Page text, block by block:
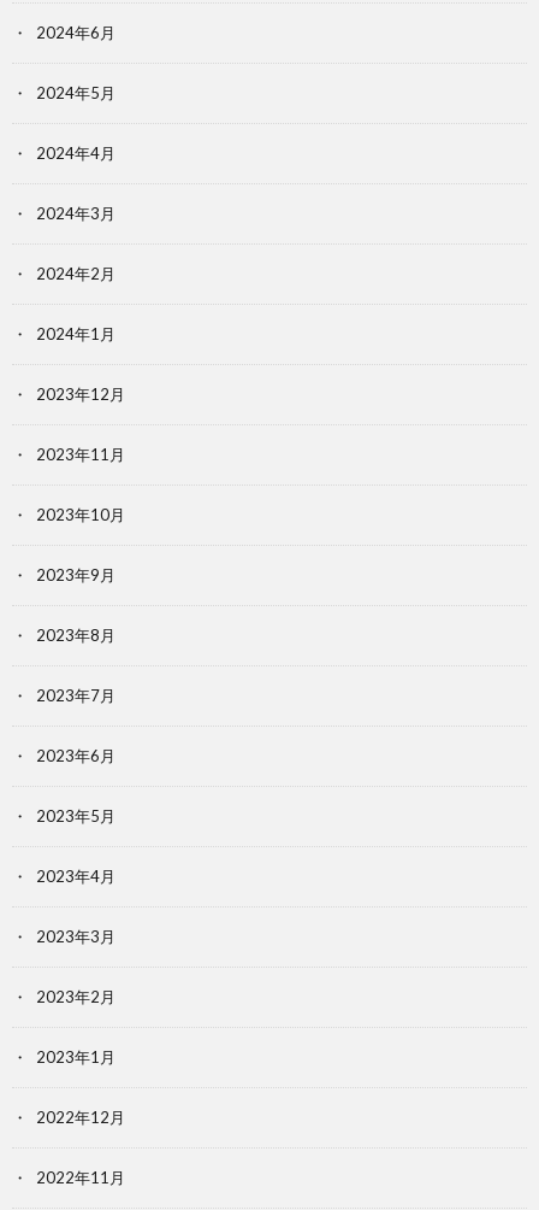
2024年6月
2024年5月
2024年4月
2024年3月
2024年2月
2024年1月
2023年12月
2023年11月
2023年10月
2023年9月
2023年8月
2023年7月
2023年6月
2023年5月
2023年4月
2023年3月
2023年2月
2023年1月
2022年12月
2022年11月